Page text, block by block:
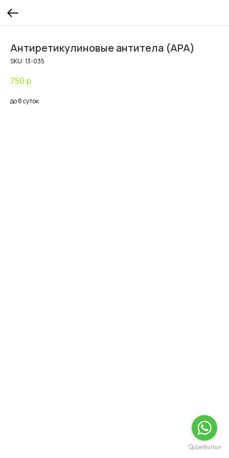
Антиретикулиновые антитела (APA)
SKU:13-035
750 р.
до 8 суток